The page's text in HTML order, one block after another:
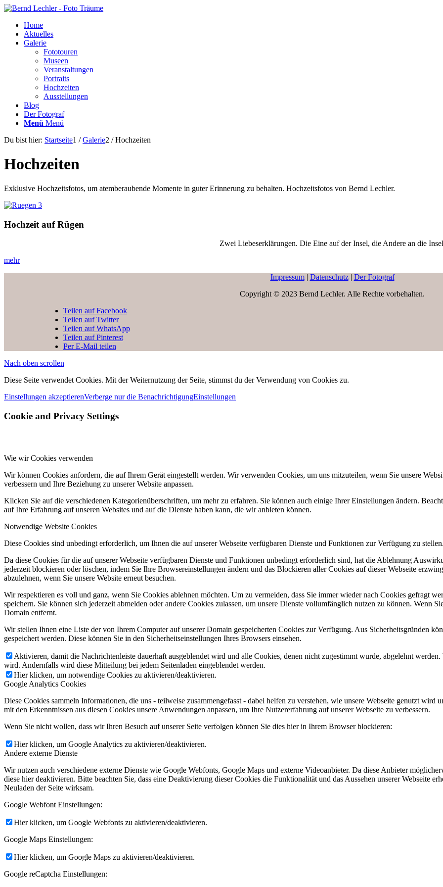
Home
Aktuelles
Galerie
Fototouren
Museen
Veranstaltungen
Portrait­s
Hochzeiten
Ausstellungen
Blog
Der Fotograf
Menü Menü
Du bist hier: Startseite1 / Galerie2 / Hochzeiten
Hochzeiten
Exklusive Hochzeitsfotos, um atemberaubende Momente in guter Erinnerung zu behalten. Hochzeitsfotos von Bernd Lechler.
Hochzeit auf Rügen
Zwei Liebeserklärungen. Die Eine auf der Insel, die Andere an die
mehr
Impressum| Datenschutz| Der Fotograf
Copyright © 2023 Bernd Lechler. Alle Rechte vorbehalten.
Teilen auf Facebook
Teilen auf Twitter
Teilen auf WhatsApp
Teilen auf Pinterest
Per E-Mail teilen
Nach oben scrollen
Diese Seite verwendet Cookies. Mit der Weiternutzung der Seite, stimmst du der Verwendung von Cookies zu.
Einstellungen akzeptierenVerberge nur die BenachrichtigungEinstellungen
Cookie and Privacy Settings
Wie wir Cookies verwenden
Wir können Cookies anfordern, die auf Ihrem Gerät eingestellt werden. Wir verwenden Cookies, um uns mitzuteilen, wenn Sie unsere
verbessern und Ihre Beziehung zu unserer Website anpassen.
Klicken Sie auf die verschiedenen Kategorienüberschriften, um mehr zu erfahren. Sie können auch einige Ihrer Einstellungen ändern.
auf Ihre Erfahrung auf unseren Websites und auf die Dienste haben kann, die wir anbieten können.
Notwendige Website Cookies
Diese Cookies sind unbedingt erforderlich, um Ihnen die auf unserer Webseite verfügbaren Dienste und Funktionen zur Verfügung zu
Da diese Cookies für die auf unserer Webseite verfügbaren Dienste und Funktionen unbedingt erforderlich sind, hat die Ablehnung
jederzeit blockieren oder löschen, indem Sie Ihre Browsereinstellungen ändern und das Blockieren aller Cookies auf dieser Webseite
abzulehnen, wenn Sie unsere Website erneut besuchen.
Wir respektieren es voll und ganz, wenn Sie Cookies ablehnen möchten. Um zu vermeiden, dass Sie immer wieder nach Cookies gefragt
speichern. Sie können sich jederzeit abmelden oder andere Cookies zulassen, um unsere Dienste vollumfänglich nutzen zu können. Wenn
Domain entfernt.
Wir stellen Ihnen eine Liste der von Ihrem Computer auf unserer Domain gespeicherten Cookies zur Verfügung. Aus Sicherheitsgründen
gespeichert werden. Diese können Sie in den Sicherheitseinstellungen Ihres Browsers einsehen.
Aktivieren, damit die Nachrichtenleiste dauerhaft ausgeblendet wird und alle Cookies, denen nicht zugestimmt wurde, abgelehnt
wird. Andernfalls wird diese Mitteilung bei jedem Seitenladen eingeblendet werden.
Hier klicken, um notwendige Cookies zu aktivieren/deaktivieren.
Google Analytics Cookies
Diese Cookies sammeln Informationen, die uns - teilweise zusammengefasst - dabei helfen zu verstehen, wie unsere Webseite genutzt
mit den Erkenntnissen aus diesen Cookies unsere Anwendungen anpassen, um Ihre Nutzererfahrung auf unserer Webseite zu verbessern.
Wenn Sie nicht wollen, dass wir Ihren Besuch auf unserer Seite verfolgen können Sie dies hier in Ihrem Browser blockieren:
Hier klicken, um Google Analytics zu aktivieren/deaktivieren.
Andere externe Dienste
Wir nutzen auch verschiedene externe Dienste wie Google Webfonts, Google Maps und externe Videoanbieter. Da diese Anbieter
diese hier deaktivieren. Bitte beachten Sie, dass eine Deaktivierung dieser Cookies die Funktionalität und das Aussehen unserer Webseite
Neuladen der Seite wirksam.
Google Webfont Einstellungen:
Hier klicken, um Google Webfonts zu aktivieren/deaktivieren.
Google Maps Einstellungen:
Hier klicken, um Google Maps zu aktivieren/deaktivieren.
Google reCaptcha Einstellungen: